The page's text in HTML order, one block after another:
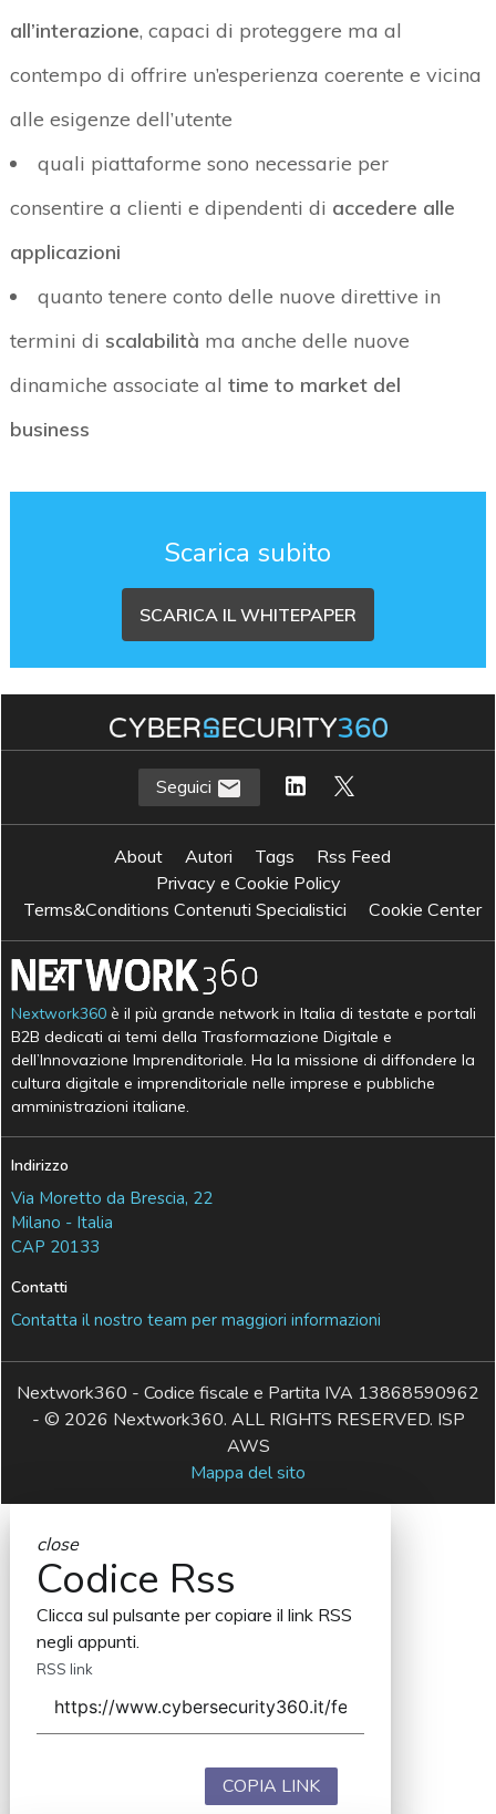
all’interazione, capaci di proteggere ma al
contempo di offrire un’esperienza coerente e vicina
alle esigenze dell’utente
quali piattaforme sono necessarie per
consentire a clienti e dipendenti di accedere alle
applicazioni
quanto tenere conto delle nuove direttive in
termini di scalabilità ma anche delle nuove
dinamiche associate altime to market del
business
Scarica subito
SCARICA IL WHITEPAPER
Seguici
About Autori Tags
Rss Feed
Privacy e Cookie Policy
Terms&Conditions Contenuti Specialistici
Cookie Center
Nextwork360 è il più grande network in Italia di testate e portali
B2B dedicati ai temi della Trasformazione Digitale e
dell’Innovazione Imprenditoriale. Ha la missione di diffondere la
cultura digitale e imprenditoriale nelle imprese e pubbliche
amministrazioni italiane.
Indirizzo
Via Moretto da Brescia, 22
Milano - Italia
CAP 20133
Contatti
Contatta il nostro team per maggiori informazioni
Nextwork360 - Codice fiscale e Partita IVA 13868590962
- © 2026 Nextwork360. ALL RIGHTS RESERVED. ISP
AWS
Mappa del sito
close
Codice Rss
Clicca sul pulsante per copiare il link RSS
negli appunti.
RSS link
COPIA LINK